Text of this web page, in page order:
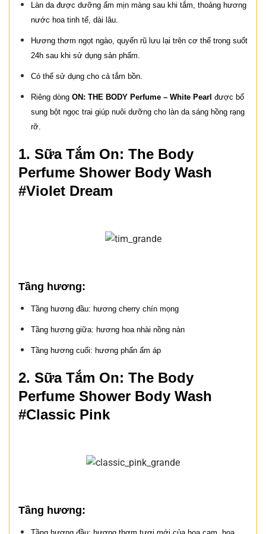
Làn da được dưỡng ẩm mịn màng sau khi tắm, thoảng hương
nước hoa tinh tế, dài lâu.
Hương thơm ngọt ngào, quyến rũ lưu lại trên cơ thể trong suốt
24h sau khi sử dụng sản phẩm.
Có thể sử dụng cho cả tắm bồn.
Riêng dòngON: THE BODY Perfume – White Pearl được bổ
sung bột ngọc trai giúp nuôi dưỡng cho làn da sáng hồng rạng
rỡ.
1. Sữa Tắm On: The Body
Perfume Shower Body Wash
#Violet Dream
Tầng hương:
Tầng hương đầu: hương cherry chín mọng
Tầng hương giữa: hương hoa nhài nồng nàn
Tầng hương cuối: hương phấn ấm áp
2. Sữa Tắm On: The Body
Perfume Shower Body Wash
#Classic Pink
Tầng hương: